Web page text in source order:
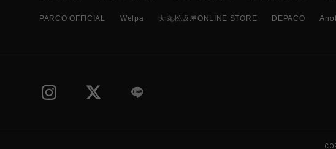
PARCO OFFICIAL Welpa 大丸松坂屋ONLINE STORE DEPACO